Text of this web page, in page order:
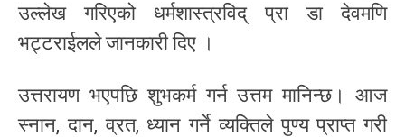
उल्लेख गरिएको धर्मशास्त्रविद् प्रा डा देवमणि
भट्टराईलले जानकारी दिए ।
उत्तरायण भएपछि शुभकर्म गर्न उत्तम मानिन्छ। आज
स्नान, दान, व्रत, ध्यान गर्ने व्यक्तिले पुण्य प्राप्त गरी